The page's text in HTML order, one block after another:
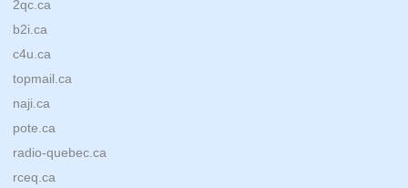
2qc.ca
b2i.ca
c4u.ca
topmail.ca
naji.ca
pote.ca
radio-quebec.ca
rceq.ca